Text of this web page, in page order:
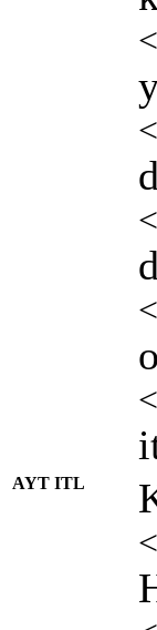
<
<
<
<
<
AYT ITL
<